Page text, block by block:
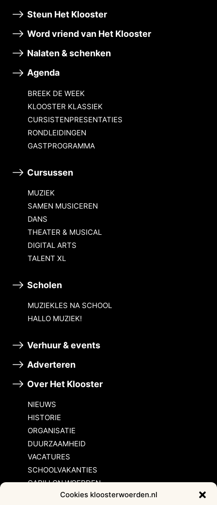
Cookies kloosterwoerden.nl
Steun Het Klooster
Word vriend van Het Klooster
Nalaten & schenken
Agenda
BREEK DE WEEK
KLOOSTER KLASSIEK
CURSISTENPRESENTATIES
RONDLEIDINGEN
GASTPROGRAMMA
Cursussen
MUZIEK
SAMEN MUSICEREN
DANS
THEATER & MUSICAL
DIGITAL ARTS
TALENT XL
Scholen
MUZIEKLES NA SCHOOL
HALLO MUZIEK!
Verhuur & events
Adverteren
Over Het Klooster
NIEUWS
HISTORIE
ORGANISATIE
DUURZAAMHEID
VACATURES
SCHOOLVAKANTIES
CARILLON WOERDEN